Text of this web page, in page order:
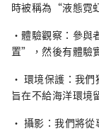
時被稱為“液態霓
•體驗觀察：參與
置”，然後有體驗
• 環境保護：我們
旨在不給海洋環境
• 攝影：我們將從